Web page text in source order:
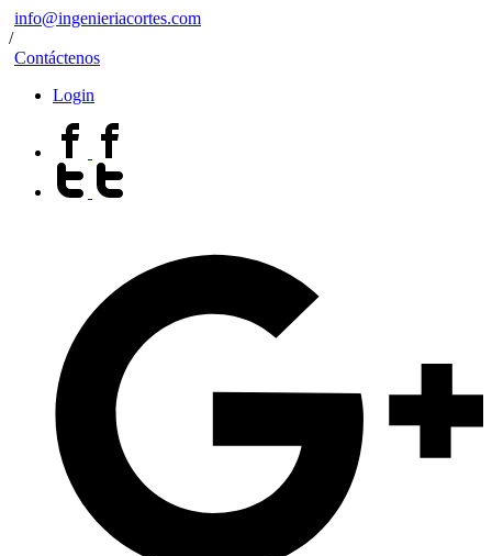
info@ingenieriacortes.com
/
Contáctenos
Login